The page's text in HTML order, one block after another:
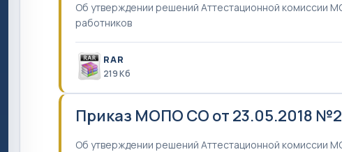
Об утверждении решений Аттестационной комиссии
работников
RAR
219 Кб
Приказ МОПО СО от 23.05.2018
Об утверждении решений Аттестационной комиссии